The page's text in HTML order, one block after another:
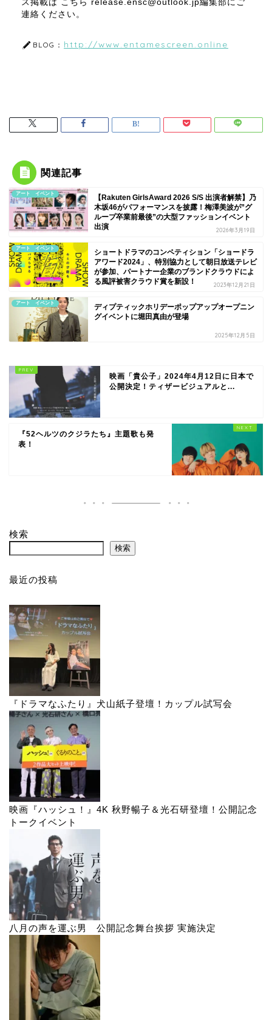
ス掲載は こちら release.ensc@outlook.jp編集部にご
連絡ください。
BLOG： http://www.entamescreen.online
関連記事
アート イベント
【Rakuten GirlsAward 2026 S/S 出演者解禁】乃
木坂46がパフォーマンスを披露！梅澤美波が”グ
ループ卒業前最後”の大型ファッションイベント
出演
2026年3月19日
アート イベント
ショートドラマのコンペティション「ショードラ
アワード2024」、特別協力として朝日放送テレビ
が参加、パートナー企業のブランドクラウドによ
る風評被害クラウド賞を新設！
2023年12月21日
アート イベント
ディプティックホリデーポップアップオープニン
グイベントに堀田真由が登場
2025年12月5日
映画「貴公子」2024年4月12日に日本で
公開決定！ティザービジュアルと...
『52ヘルツのクジラたち』主題歌も発
表！
検索
検索
最近の投稿
『ドラマなふたり』犬山紙子登壇！カップル試写会
映画『ハッシュ！』4K 秋野暢子＆光石研登壇！公開記念
トークイベント
八月の声を運ぶ男 公開記念舞台挨拶 実施決定